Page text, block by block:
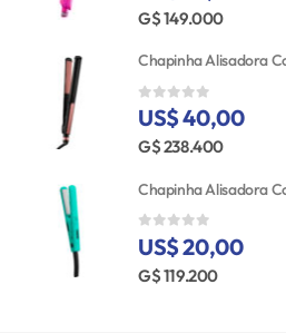
G$ 149.000
0 out of 5
US$ 40,00
G$ 238.400
0 out of 5
US$ 20,00
G$ 119.200